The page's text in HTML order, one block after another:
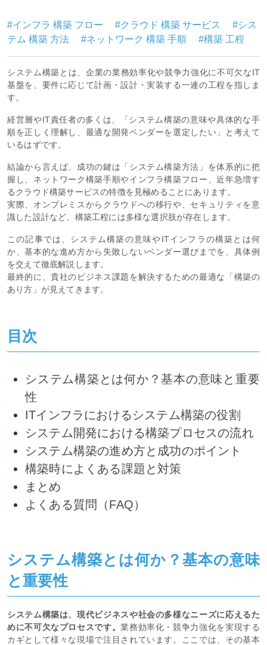
#インフラ 構築 フロー #クラウド 構築 サービス
#シス
テム 構築 方法
#ネットワーク 構築 手順 #構築 工程
システム構築とは、企業の業務効率化や競争力強化に不可欠なIT
基盤を、要件に応じて計画・設計・実装する一連の工程を指しま
す。
経営層やIT責任者の多くは、「システム構築の意味や具体的な手
順を正しく理解し、最適な開発ベンダーを選定したい」と考えて
いるはずです。
結論から言えば、成功の鍵は「システム構築方法」を体系的に把
握し、ネットワーク構築手順やインフラ構築フロー、近年急増す
るクラウド構築サービスの特徴を見極めることにあります。
実際、オンプレミスからクラウドへの移行や、セキュリティを意
識した設計など、構築工程には多様な選択肢が存在します。
この記事では、システム構築の意味やITインフラの構築とは何
か、基本的な進め方から失敗しないベンダー選びまでを、具体例
を交えて徹底解説します。
最終的に、貴社のビジネス課題を解決するための最適な「構築の
あり方」が見えてきます。
目次
システム構築とは何か？基本の意味と重要
性
ITインフラにおけるシステム構築の役割
システム開発における構築プロセスの流れ
システム構築の進め方と成功のポイント
構築時によくある課題と対策
まとめ
よくある質問（FAQ）
システム構築とは何か？基本の意味
と重要性
システム構築は、現代ビジネスや社会の多様なニーズに応えるた
めに不可欠なプロセスです。業務効率化・競争力強化を実現する
カギとして様々な現場で注目されています。ここでは、その基本